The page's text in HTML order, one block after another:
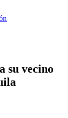
su vecino